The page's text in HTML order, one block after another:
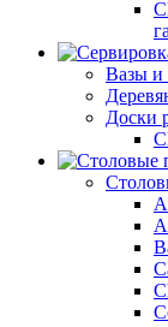
Вазы и
Доски